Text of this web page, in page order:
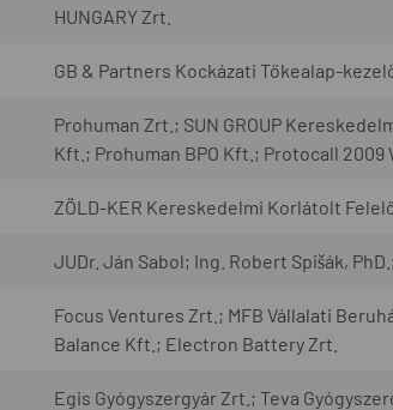
HUNGARY Zrt.
GB & Partners Kockázati Tőkealap-
Prohuman Zrt.; SUN GROUP
Kft.; Prohuman BPO Kft.; Protocall 2009
ZÖLD-KER Kereskedelmi Korlátolt
JUDr. Ján Sabol; Ing. Robert Spišák,
Focus Ventures Zrt.; MFB Vállalati
Balance Kft.; Electron Battery Zrt.
Egis Gyógyszergyár Zrt.; Teva